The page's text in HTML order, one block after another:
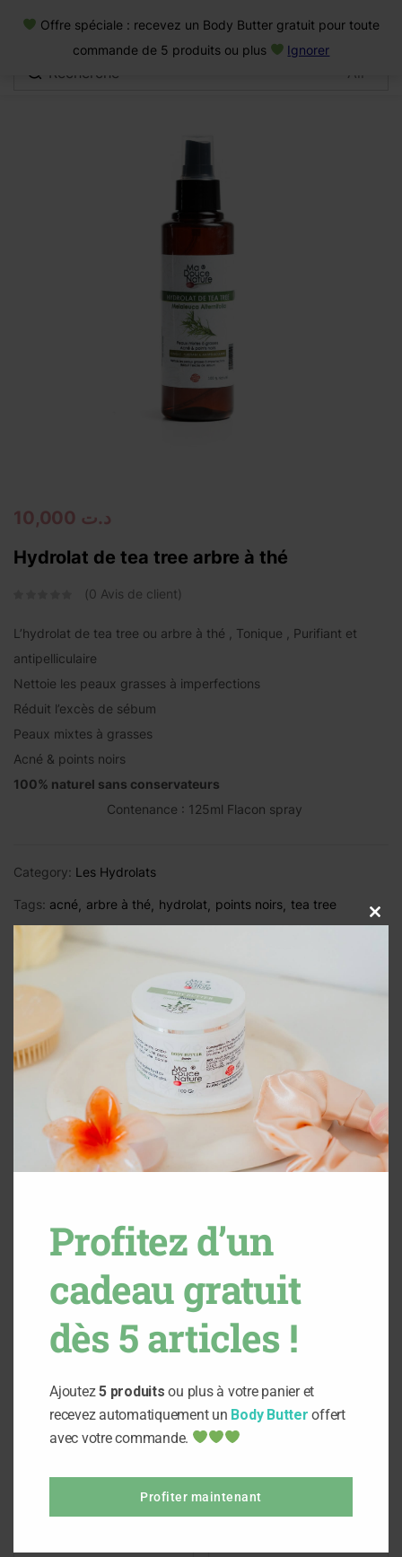
د.ت
Hydrolat de tea tree arbre à thé
0 Avis de client
L’hydrolat de tea tree ou arbre à thé , Tonique , Purifiant et
antipelliculaire
Nettoie les peaux grasses à imperfections
Réduit l’excès de sébum
Peaux mixtes à grasses
Acné & points noirs
100% naturel sans conservateurs
Contenance : 125ml Flacon spray
Category: Les Hydrolats
Tags: acné arbre à thé hydrolat points noirs tea tree
Description
Hydrolat de lavande
د.ت12,000
Hydrolat d’Oliban
د.ت18,000
Close
Profitez d’un
cadeau gratuit
dès 5 articles !
Ajoutez5 produits ou plus à votre panier et
recevez automatiquement un Body Butter offert
avec votre commande.
Profiter maintenant
Offre spéciale : recevez un Body Butter gratuit pour toute
commande de 5 produits ou plus
Ignorer
Connexion
Se souvenir de moi Mot de passe oublié
Se connecter
Créer un compte